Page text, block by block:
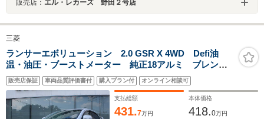
販売店： エル・レカーズ 野田２号店
三菱
ランサーエボリューション 2.0 GSR X 4WD Defi油
温・油圧・ブーストメーター 純正18アルミ ブレン
ボ 純正RECAROシート ミラー型ドラレコ イクリプ
スナビ フルセグ バックカメラ ETC スマートキー
販売店保証 車両品質評価書付 購入プラン付 オンライン相談可
支払総額
431.7万円
本体価格
418.0万円